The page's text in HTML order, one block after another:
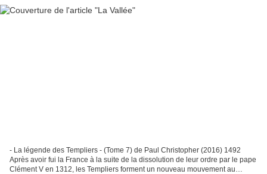
- La légende des Templiers - (Tome 7) de Paul Christopher (2016) 1492
Après avoir fui la France à la suite de la dissolution de leur ordre par le pape
Clément V en 1312, les Templiers forment un nouveau mouvement au